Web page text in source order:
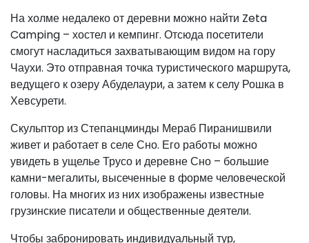
На холме недалеко от деревни можно найти Zeta
Camping – хостел и кемпинг. Отсюда посетители
смогут насладиться захватывающим видом на гору
Чаухи. Это отправная точка туристического маршрута,
ведущего к озеру Абуделаури, а затем к селу Рошка в
Хевсурети.
Скульптор из Степанцминды Мераб Пиранишвили
живет и работает в селе Сно. Его работы можно
увидеть в ущелье Трусо и деревне Сно – большие
камни-мегалиты, высеченные в форме человеческой
головы. На многих из них изображены известные
грузинские писатели и общественные деятели.
Чтобы забронировать индивидуальный тур,